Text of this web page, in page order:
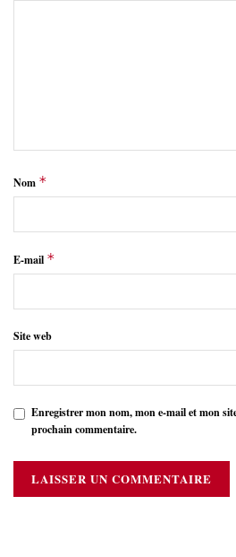
Nom *
E-mail *
Site web
Enregistrer mon nom, mon e-mail et mon
prochain commentaire.